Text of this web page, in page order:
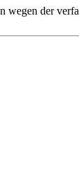
wegen der